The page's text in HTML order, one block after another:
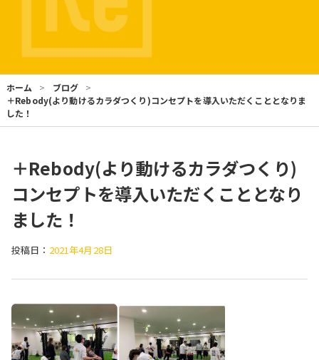
ホーム
ブログ
＋Rebody(より動けるカラダつくり)コンセプトを導入いただくこととなりま
した！
＋Rebody(より動けるカラダつくり)
コンセプトを導入いただくこととなり
ました！
投稿日： 2021年4月28日